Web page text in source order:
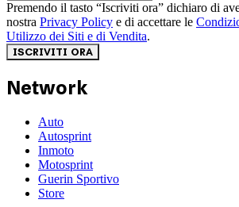
Premendo il tasto “Iscriviti ora” dichiaro di
nostra Privacy Policy e di accettare le
Utilizzo dei Siti e di Vendita.
ISCRIVITI ORA
Network
Auto
Autosprint
Inmoto
Motosprint
Guerin Sportivo
Store